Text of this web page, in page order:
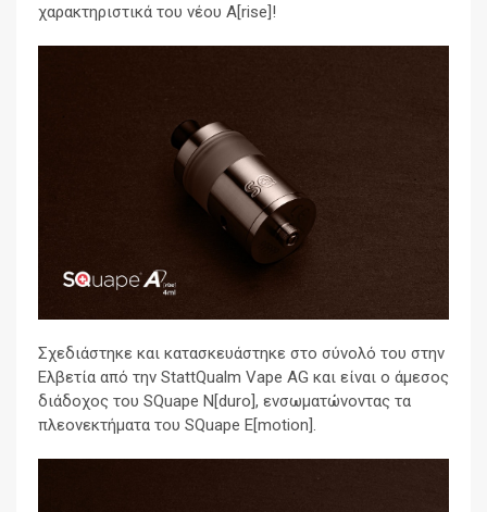
χαρακτηριστικά του νέου A[rise]!
Σχεδιάστηκε και κατασκευάστηκε στο σύνολό του στην
Ελβετία από την StattQualm Vape AG και είναι ο άμεσος
διάδοχος του SQuape N[duro], ενσωματώνοντας τα
πλεονεκτήματα του SQuape E[motion].